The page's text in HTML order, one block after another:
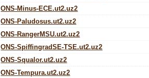
ONS-Minus-ECE.ut2.uz2
ONS-Paludosus.ut2.uz2
ONS-RangerMSU.ut2.uz2
ONS-SpiffingradSE-TSE.ut2.uz2
ONS-Squalor.ut2.uz2
ONS-Tempura.ut2.uz2